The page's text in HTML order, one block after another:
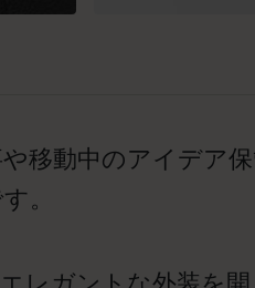
移動中のアイデア
。